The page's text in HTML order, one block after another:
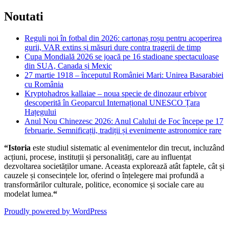
Noutati
Reguli noi în fotbal din 2026: cartonaș roșu pentru acoperirea
gurii, VAR extins și măsuri dure contra tragerii de timp
Cupa Mondială 2026 se joacă pe 16 stadioane spectaculoase
din SUA, Canada și Mexic
27 martie 1918 – începutul României Mari: Unirea Basarabiei
cu România
Kryptohadros kallaiae – noua specie de dinozaur erbivor
descoperită în Geoparcul Internațional UNESCO Țara
Hațegului
Anul Nou Chinezesc 2026: Anul Calului de Foc începe pe 17
februarie. Semnificații, tradiții și evenimente astronomice rare
“Istoria este studiul sistematic al evenimentelor din trecut, incluzând
acțiuni, procese, instituții și personalități, care au influențat
dezvoltarea societăților umane. Aceasta explorează atât faptele, cât și
cauzele și consecințele lor, oferind o înțelegere mai profundă a
transformărilor culturale, politice, economice și sociale care au
modelat lumea.“
Proudly powered by WordPress